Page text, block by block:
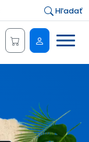
Hľadať
Menu